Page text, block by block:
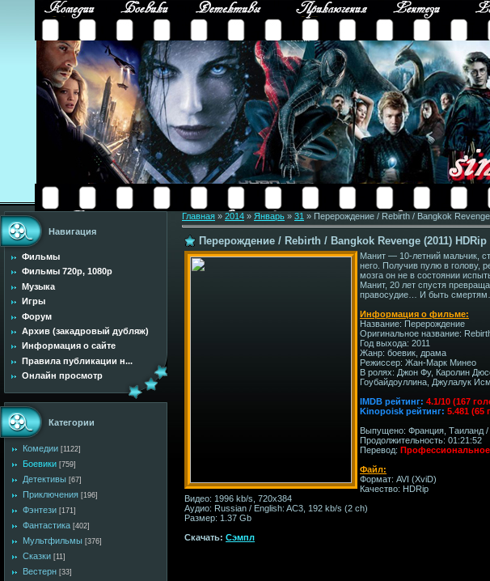
Навигация
Фильмы
Фильмы 720p, 1080p
Музыка
Игры
Форум
Архив (закадровый дубляж)
Информация о сайте
Правила публикации н...
Онлайн просмотр
Категории
Комедии [1122]
Боевики [759]
Детективы [67]
Приключения [196]
Фэнтези [171]
Фантастика [402]
Мультфильмы [376]
Сказки [11]
Вестерн [33]
Главная » 2014 » Январь » 31 » Перерождение / Rebirth / Bangkok
Перерождение / Rebirth / Bangkok Revenge (2011) HDRip
Манит — 10-летний мальчик,
него. Получив пулю в голову,
мозга он не в состоянии
Манит, 20 лет спустя
правосудие… И быть
Информация о фильме:
Название: Перерождение
Оригинальное название:
Год выхода: 2011
Жанр: боевик, драма
Режиссер: Жан-Марк Минео
В ролях: Джон Фу, Каролин
Гоубайдоуллина, Джулалук
IMDB рейтинг: 4.1/10 (167
Kinopoisk рейтинг: 5.481 (65
Выпущено: Франция, Таиланд /
Продолжительность: 01:21:52
Перевод: Профессиональное
Файл:
Формат: AVI (XviD)
Качество: HDRip
Видео: 1996 kb/s, 720x384
Аудио: Russian / English: AC3, 192 kb/s (2 ch)
Размер: 1.37 Gb
Скачать: Сэмпл